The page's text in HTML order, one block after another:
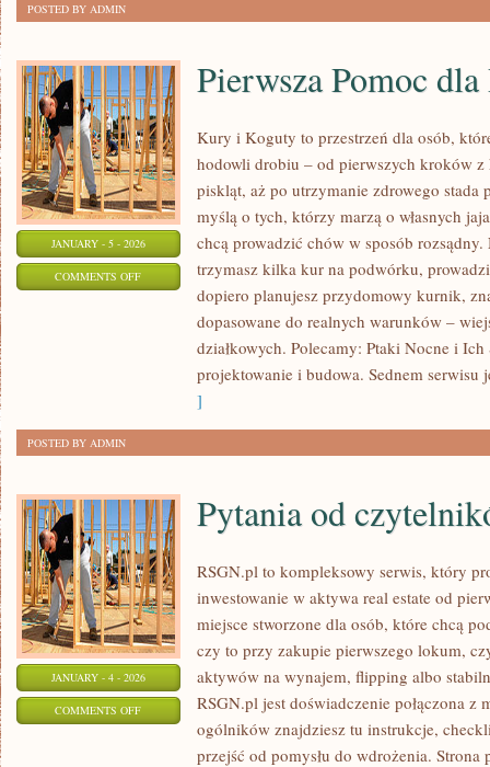
POSTED BY ADMIN
JANUARY - 5 - 2026
COMMENTS OFFON
Pierwsza Pomoc
Kury i Koguty to przestrzeń dla osób,
hodowli drobiu – od pierwszych kroków
piskląt, aż po utrzymanie zdrowego stada
myślą o tych, którzy marzą o własnych
chcą prowadzić chów w sposób
trzymasz kilka kur na podwórku,
dopiero planujesz przydomowy kurnik,
dopasowane do realnych warunków –
działkowych. Polecamy: Ptaki Nocne i
projektowanie i budowa. Sednem serwisu
]
POSTED BY ADMIN
JANUARY - 4 - 2026
COMMENTS OFFON
Pytania od
RSGN.pl to kompleksowy serwis, który
inwestowanie w aktywa real estate od
miejsce stworzone dla osób, które chcą
czy to przy zakupie pierwszego lokum,
aktywów na wynajem, flipping albo
RSGN.pl jest doświadczenie połączona z
ogólników znajdziesz tu instrukcje,
przejść od pomysłu do wdrożenia.